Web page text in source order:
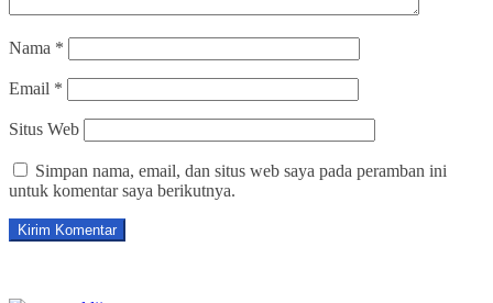
Nama *
Email *
Situs Web
Simpan nama, email, dan situs web saya pada peramban ini
untuk komentar saya berikutnya.